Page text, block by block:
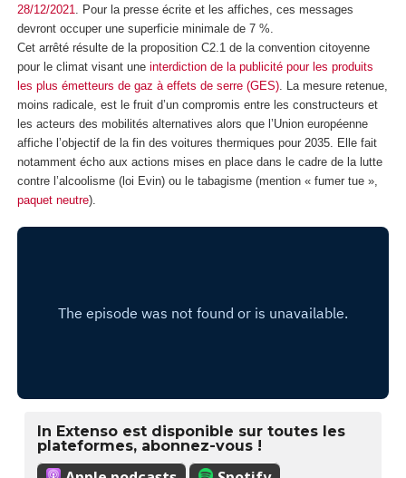
28/12/2021
. Pour la presse écrite et les affiches, ces messages
devront occuper une superficie minimale de 7 %.
Cet arrêté résulte de la proposition C2.1 de la convention citoyenne
pour le climat visant une interdiction de la publicité pour les produits
les plus émetteurs de gaz à effets de serre (GES) . La mesure retenue,
moins radicale, est le fruit d’un compromis entre les constructeurs et
les acteurs des mobilités alternatives alors que l’Union européenne
affiche l’objectif de la fin des voitures thermiques pour 2035. Elle fait
notamment écho aux actions mises en place dans le cadre de la lutte
contre l’alcoolisme (loi Evin) ou le tabagisme (mention « fumer tue »,
paquet neutre).